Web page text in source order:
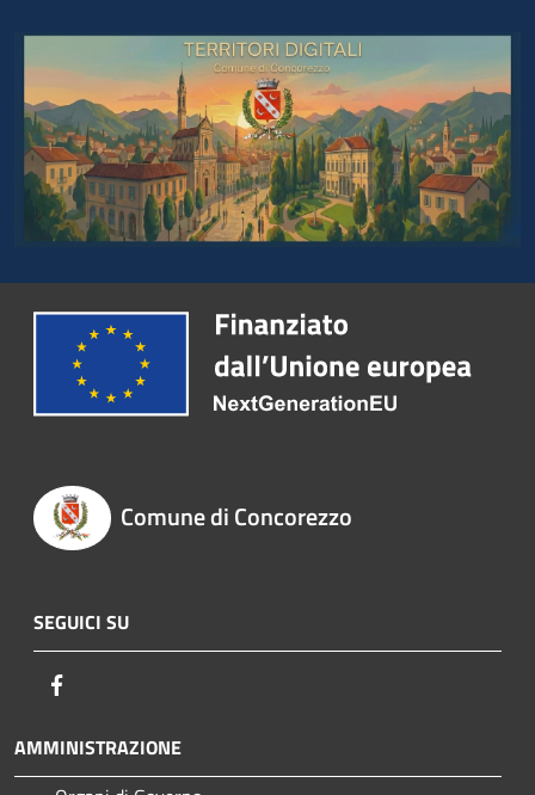
Comune di Concorezzo
SEGUICI SU
AMMINISTRAZIONE